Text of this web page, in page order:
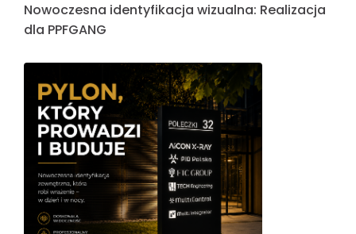
Nowoczesna identyfikacja wizualna: Realizacja
dla PPFGANG